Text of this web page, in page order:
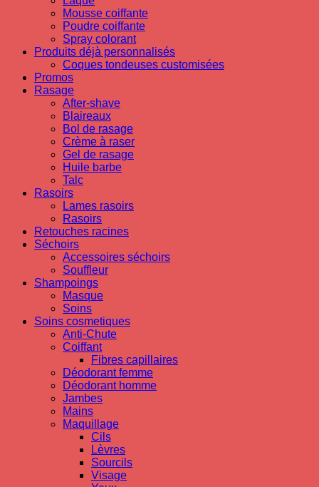
Mousse coiffante
Poudre coiffante
Spray colorant
Produits déjà personnalisés
Coques tondeuses customisées
Promos
Rasage
After-shave
Blaireaux
Bol de rasage
Crème à raser
Gel de rasage
Huile barbe
Talc
Rasoirs
Lames rasoirs
Rasoirs
Retouches racines
Séchoirs
Accessoires séchoirs
Souffleur
Shampoings
Masque
Soins
Soins cosmetiques
Anti-Chute
Coiffant
Fibres capillaires
Déodorant femme
Déodorant homme
Jambes
Mains
Maquillage
Cils
Lèvres
Sourcils
Visage